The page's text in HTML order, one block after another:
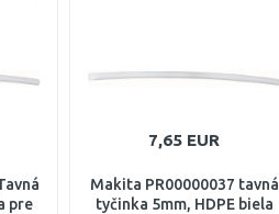
pre
7,65 EUR
Makita PR00000037 tavná
tyčinka 5mm, HDPE biela